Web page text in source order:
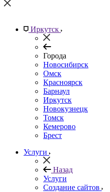
Иркутск
Города
Новосибирск
Омск
Красноярск
Барнаул
Иркутск
Новокузнецк
Томск
Кемерово
Брест
Услуги
Назад
Услуги
Создание сайтов